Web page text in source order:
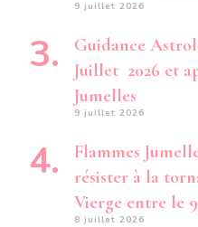
9 juillet 2026
Guidance
Juillet 2026 et
Jumelles
9 juillet 2026
Flammes
résister à la
Vierge entre le
8 juillet 2026